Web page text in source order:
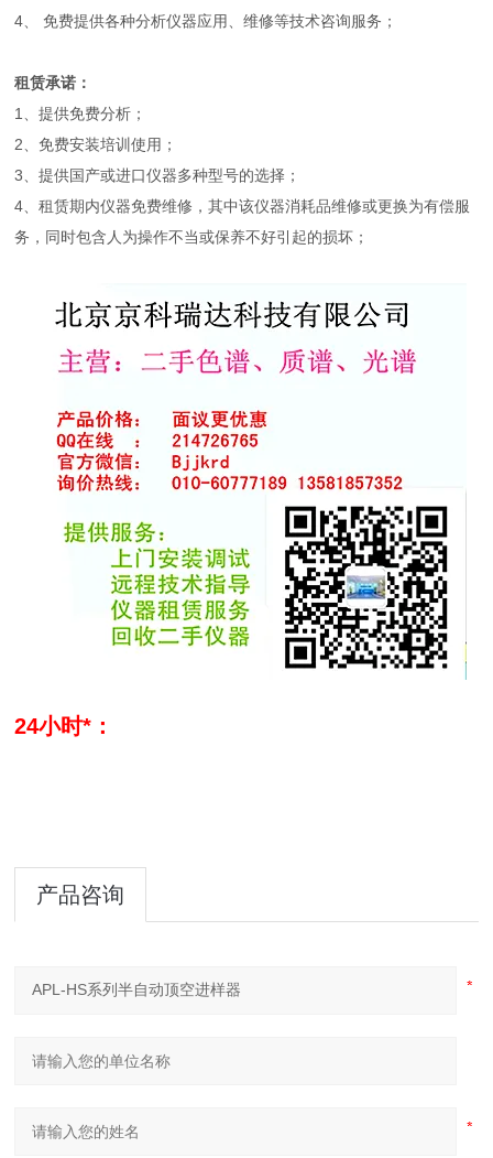
4、 免费提供各种分析仪器应用、维修等技术咨询服务；
租赁承诺：
1、提供免费分析；
2、免费安装培训使用；
3、提供国产或进口仪器多种型号的选择；
4、租赁期内仪器免费维修，其中该仪器消耗品维修或更换为有偿服
务，同时包含人为操作不当或保养不好引起的损坏；
24小时*：
产品咨询